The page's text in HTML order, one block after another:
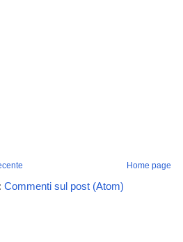
Home page
Commenti sul post (Atom)